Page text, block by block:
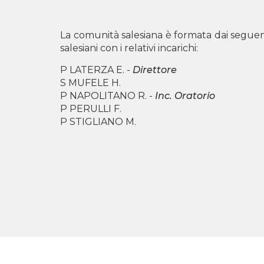
La comunità salesiana è formata dai
salesiani con i relativi incarichi:
P LATERZA E. - Direttore
S MUFELE H.
P NAPOLITANO R. - Inc. Oratorio
P PERULLI F.
P STIGLIANO M.